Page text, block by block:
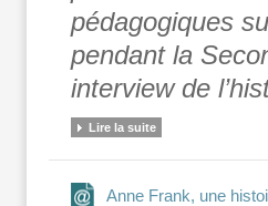
pédagogiques
pendant la
interview de
Lire la suite
Anne Frank, une